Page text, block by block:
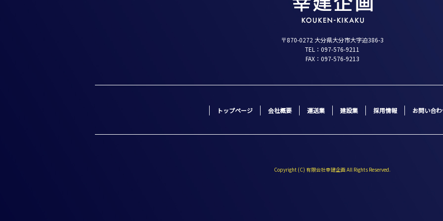
トップページ 会社概要 運送業 建設業 採用情報 お問い合
〒870-0272 大分県大分市大字迫386-3
TEL：097-576-9211
FAX：097-576-9213
Copyright (C) 有限会社幸建企画 All Rights Reserved.